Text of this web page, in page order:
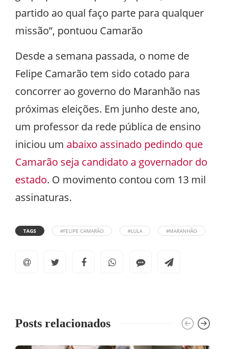
partido ao qual faço parte para qualquer
missão”, pontuou Camarão
Desde a semana passada, o nome de
Felipe Camarão tem sido cotado para
concorrer ao governo do Maranhão nas
próximas eleições. Em junho deste ano,
um professor da rede pública de ensino
iniciou um abaixo assinado pedindo que
Camarão seja candidato a governador do
estado. O movimento contou com 13 mil
assinaturas.
TAGS #FELIPE CAMARÃO #LULA #MARANHÃO
Posts relacionados